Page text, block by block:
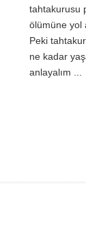
tahtakurusu
ölümüne yol
Peki
ne kadar
anlayalım ...